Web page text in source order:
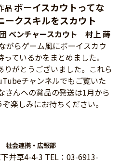
品 ボーイスカウトってな
ークスキルをスカウト
ベンチャースカウト 村上 蒔
がらゲーム風にボーイスカウ
ているかをまとめました。
りがとうございました。これら
チャンネルでもご覧いた
さんへの賞品の発送は1月から
楽しみにお待ちください。
社会連携・広報部
井草4-4-3 TEL：03-6913-